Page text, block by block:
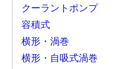
クーラントポンプ
容積式
横形・渦巻
横形・自吸式渦巻